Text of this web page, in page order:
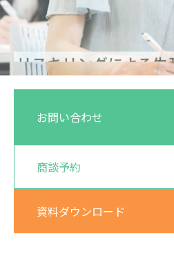
誰もが活躍できるよう
社員一人ひとりの「
お問い合わせ
商談予約
資料ダウンロード
リスキリングによる生
お問い合わせ
商談予約
資料ダウンロード
企業価値と人的資本
お問い合わせ
商談予約